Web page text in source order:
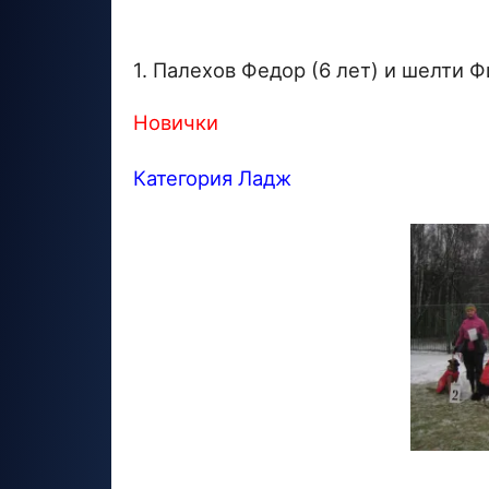
1. Палехов Федор (6 лет) и шелти
Новички
Категория Ладж